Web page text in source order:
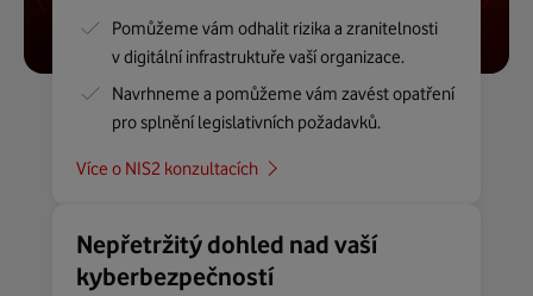
Pomůžeme vám odhalit rizika a zranitelnosti
v digitální infrastruktuře vaší organizace.
Navrhneme a pomůžeme vám zavést opatření
pro splnění legislativních požadavků.
Více o NIS2 konzultacích
Nepřetržitý dohled nad vaší
kyberbezpečností